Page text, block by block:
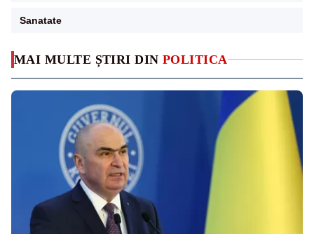
MAI MULTE ȘTIRI DIN POLITICA
Sanatate